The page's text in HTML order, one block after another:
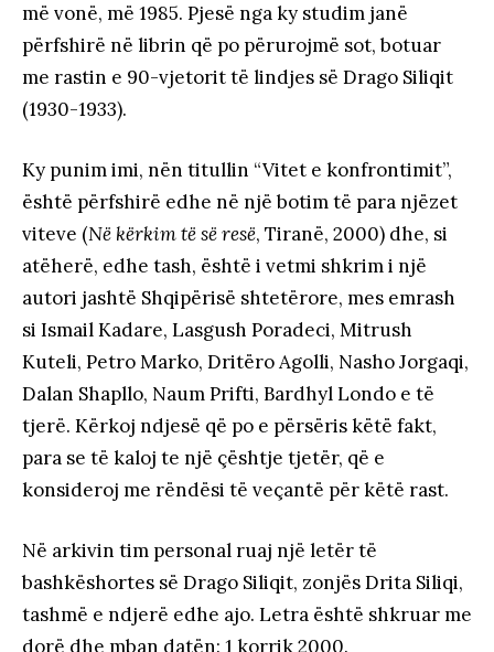
më vonë, më 1985. Pjesë nga ky studim janë
përfshirë në librin që po përurojmë sot, botuar
me rastin e 90-vjetorit të lindjes së Drago Siliqit
(1930-1933).
Ky punim imi, nën titullin “Vitet e konfrontimit”,
është përfshirë edhe në një botim të para njëzet
viteve (Në kërkim të së resë, Tiranë, 2000) dhe, si
atëherë, edhe tash, është i vetmi shkrim i një
autori jashtë Shqipërisë shtetërore, mes emrash
si Ismail Kadare, Lasgush Poradeci, Mitrush
Kuteli, Petro Marko, Dritëro Agolli, Nasho Jorgaqi,
Dalan Shapllo, Naum Prifti, Bardhyl Londo e të
tjerë. Kërkoj ndjesë që po e përsëris këtë fakt,
para se të kaloj te një çështje tjetër, që e
konsideroj me rëndësi të veçantë për këtë rast.
Në arkivin tim personal ruaj një letër të
bashkëshortes së Drago Siliqit, zonjës Drita Siliqi,
tashmë e ndjerë edhe ajo. Letra është shkruar me
dorë dhe mban datën: 1 korrik 2000.